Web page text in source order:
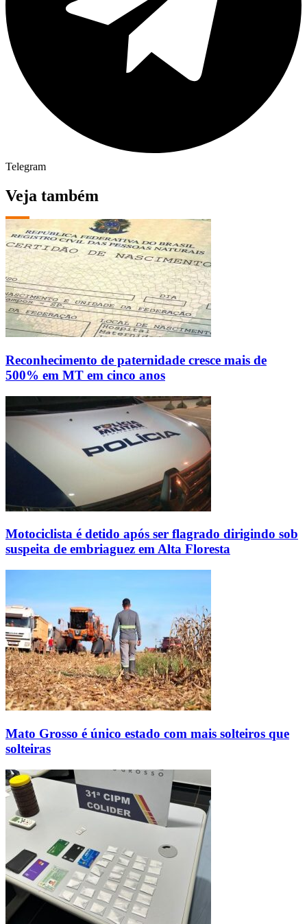
Telegram
Veja também
Reconhecimento de paternidade cresce mais de
500% em MT em cinco anos
Motociclista é detido após ser flagrado dirigindo sob
suspeita de embriaguez em Alta Floresta
Mato Grosso é único estado com mais solteiros que
solteiras